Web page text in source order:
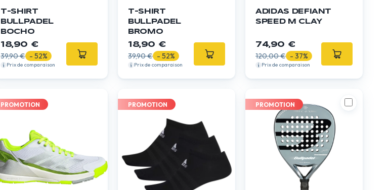
T-SHIRT
BULLPADEL
BOCHO
18,90 €
39,90 € - 52%
Prix de comparaison
T-SHIRT
BULLPADEL
BROMO
18,90 €
39,90 € - 52%
Prix de comparaison
ADIDAS DEFIANT
SPEED M CLAY
74,90 €
120,00 € - 37%
Prix de comparaison
PROMOTION PROMOTION PROMOTION